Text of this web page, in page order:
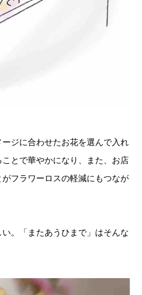
ジに合わせたお花を選んで入れ
とで華やかになり、また、お店
フラワーロスの軽減にもつなが
。「またあうひまで」はそんな